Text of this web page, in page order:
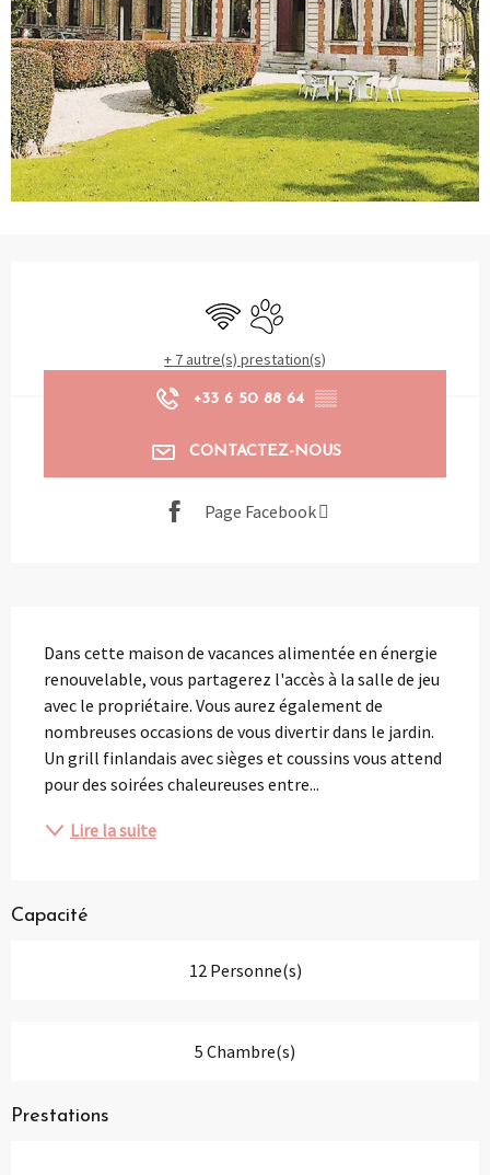
WiFi
Animaux acceptés
+ 7 autre(s) prestation(s)
+33 6 50 88 64 ▒▒
CONTACTEZ-NOUS
Page Facebook
Dans cette maison de vacances alimentée en énergie
renouvelable, vous partagerez l'accès à la salle de jeu
avec le propriétaire. Vous aurez également de
nombreuses occasions de vous divertir dans le jardin.
Un grill finlandais avec sièges et coussins vous attend
pour des soirées chaleureuses entre...
Lire la suite
Capacité
12 Personne(s)
5 Chambre(s)
Prestations